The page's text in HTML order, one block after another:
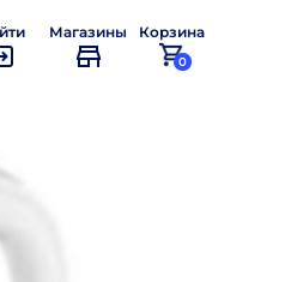
Магазины Корзина
0